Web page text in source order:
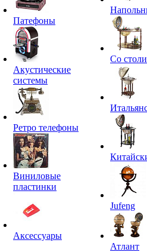
Патефоны
Акустические
системы
Ретро телефоны
Виниловые
пластинки
Аксессуары
Со
Jufeng
Атлант